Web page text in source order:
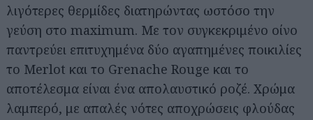
λιγότερες θερμίδες διατηρώντας ωστόσο την
γεύση στο maximum. Με τον συγκεκριμένο οίνο
παντρεύει επιτυχημένα δύο αγαπημένες ποικιλίες
το Merlot και τo Grenache Rouge και το
αποτέλεσμα είναι ένα απολαυστικό ροζέ. Χρώμα
λαμπερό, με απαλές νότες αποχρώσεις φλούδας